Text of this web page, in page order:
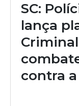
SC:
lança
contra